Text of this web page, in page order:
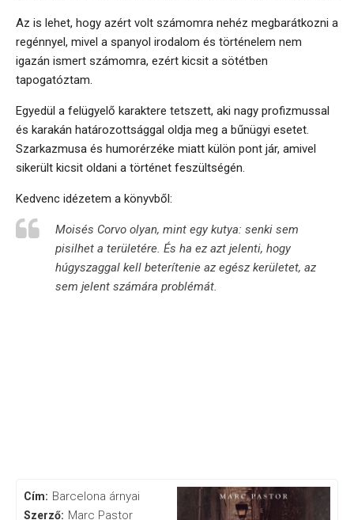
Az is lehet, hogy azért volt számomra nehéz megbarátkozni a
regénnyel, mivel a spanyol irodalom és történelem nem
igazán ismert számomra, ezért kicsit a sötétben
tapogatóztam.
Egyedül a felügyelő karaktere tetszett, aki nagy profizmussal
és karakán határozottsággal oldja meg a bűnügyi esetet.
Szarkazmusa és humorérzéke miatt külön pont jár, amivel
sikerült kicsit oldani a történet feszültségén.
Kedvenc idézetem a könyvből:
Moisés Corvo olyan, mint egy kutya: senki sem
pisilhet a területére. És ha ez azt jelenti, hogy
húgyszaggal kell beterítenie az egész kerületet, az
sem jelent számára problémát.
Cím: Barcelona árnyai
Szerző: Marc Pastor